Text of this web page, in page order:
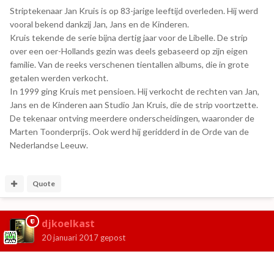
Striptekenaar Jan Kruis is op 83-jarige leeftijd overleden. Hij werd
vooral bekend dankzij Jan, Jans en de Kinderen.
Kruis tekende de serie bijna dertig jaar voor de Libelle. De strip
over een oer-Hollands gezin was deels gebaseerd op zijn eigen
familie. Van de reeks verschenen tientallen albums, die in grote
getalen werden verkocht.
In 1999 ging Kruis met pensioen. Hij verkocht de rechten van Jan,
Jans en de Kinderen aan Studio Jan Kruis, die de strip voortzette.
De tekenaar ontving meerdere onderscheidingen, waaronder de
Marten Toonderprijs. Ook werd hij geridderd in de Orde van de
Nederlandse Leeuw.
Quote
djkoelkast
20 januari 2017 gepost